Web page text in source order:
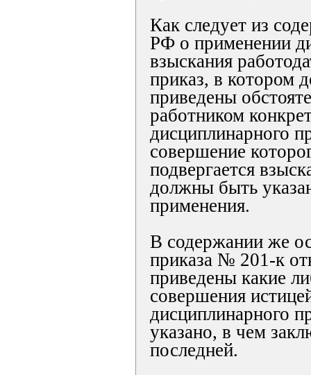
Как следует из
РФ о применении
взыскания
приказ, в котором
приведены
работником
дисциплинарного
совершение
подвергается
должны быть
применения.
В содержании же
приказа № 201-к
приведены какие
совершения
дисциплинарного
указано, в чем
последней.